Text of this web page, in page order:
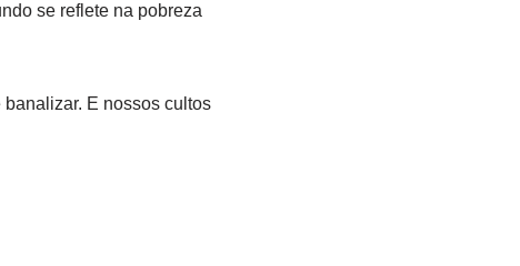
se reflete na pobreza
E nossos cultos